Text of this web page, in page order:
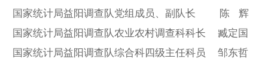
国家统计局益阳调查队党组成员、副队长
陈
辉
国家统计局益阳调查队农业农村调查科科长
臧定国
国家统计局益阳调查队综合科四级主任科员
邹东哲